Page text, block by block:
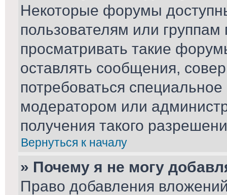
Некоторые форумы
пользователям или
просматривать такие
оставлять сообщения,
потребоваться
модератором или
получения такого
Вернуться к началу
» Почему я не могу
Право добавления